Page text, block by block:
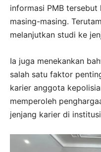
informasi PMB
masing-masing.
melanjutkan studi ke
Ia juga menekankan
salah satu faktor
karier anggota
memperoleh
jenjang karier di